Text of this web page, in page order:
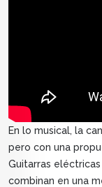
En lo musical, la
pero con una
Guitarras
combinan en una